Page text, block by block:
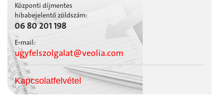
Központi díjmentes
hibabejelentő zöldszám:
06 80 201 198
E-mail:
ugyfelszolgalat@veolia.com
Kapcsolatfelvétel